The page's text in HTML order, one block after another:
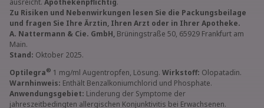
ausreicht. Apothekenpflichtig.
Zu Risiken und Nebenwirkungen lesen Sie die Packungsbeilage
und fragen Sie Ihre Ärztin, Ihren Arzt oder in Ihrer Apotheke.
A. Nattermann & Cie. GmbH, Brüningstraße 50, 65929 Frankfurt am
Main.
Stand: Oktober 2025.
Optilegra® 1 mg/ml Augentropfen, Lösung. Wirkstoff: Olopatadin.
Warnhinweis: Enthält Benzalkoniumchlorid und Phosphate.
Anwendungsgebiet: Linderung der Symptome der
jahreszeitbedingten allergischen Konjunktivitis bei Erwachsenen.